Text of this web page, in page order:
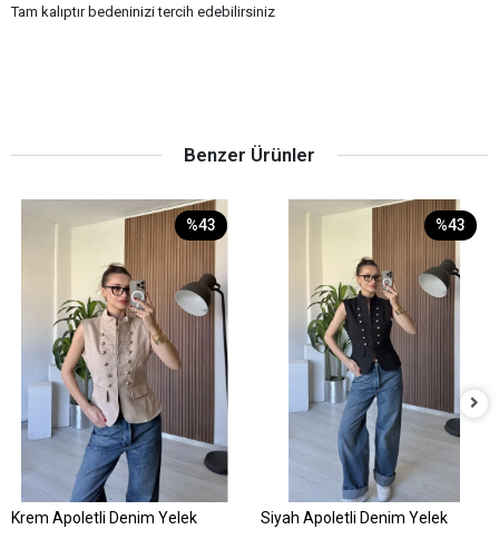
Tam kalıptır bedeninizi tercih edebilirsiniz
Benzer Ürünler
%43
Krem Apoletli Denim Yelek
%43
Siyah Apoletli Denim Yelek